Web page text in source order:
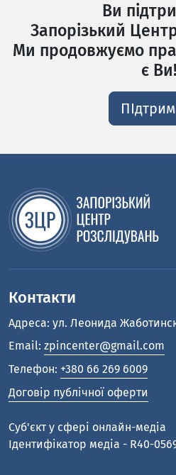
Ви
Запорізький
Ми продовжуємо
є Ви!
Контакти
Адреса: ул. Леонида
Email: zpincenter@gmail.com
Телефон: +380 66 269 6009
Договір публічної оферти
Cуб'єкт у сфері онлайн-медіа
Ідентифікатор медіа - R40-